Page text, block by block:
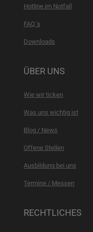
Hotline im Notfall
FAQ´s
Downloads
ÜBER UNS
Wie wir ticken
Was uns wichtig ist
Blog / News
Offene Stellen
Ausbildung bei uns
Termine / Messen
RECHTLICHES